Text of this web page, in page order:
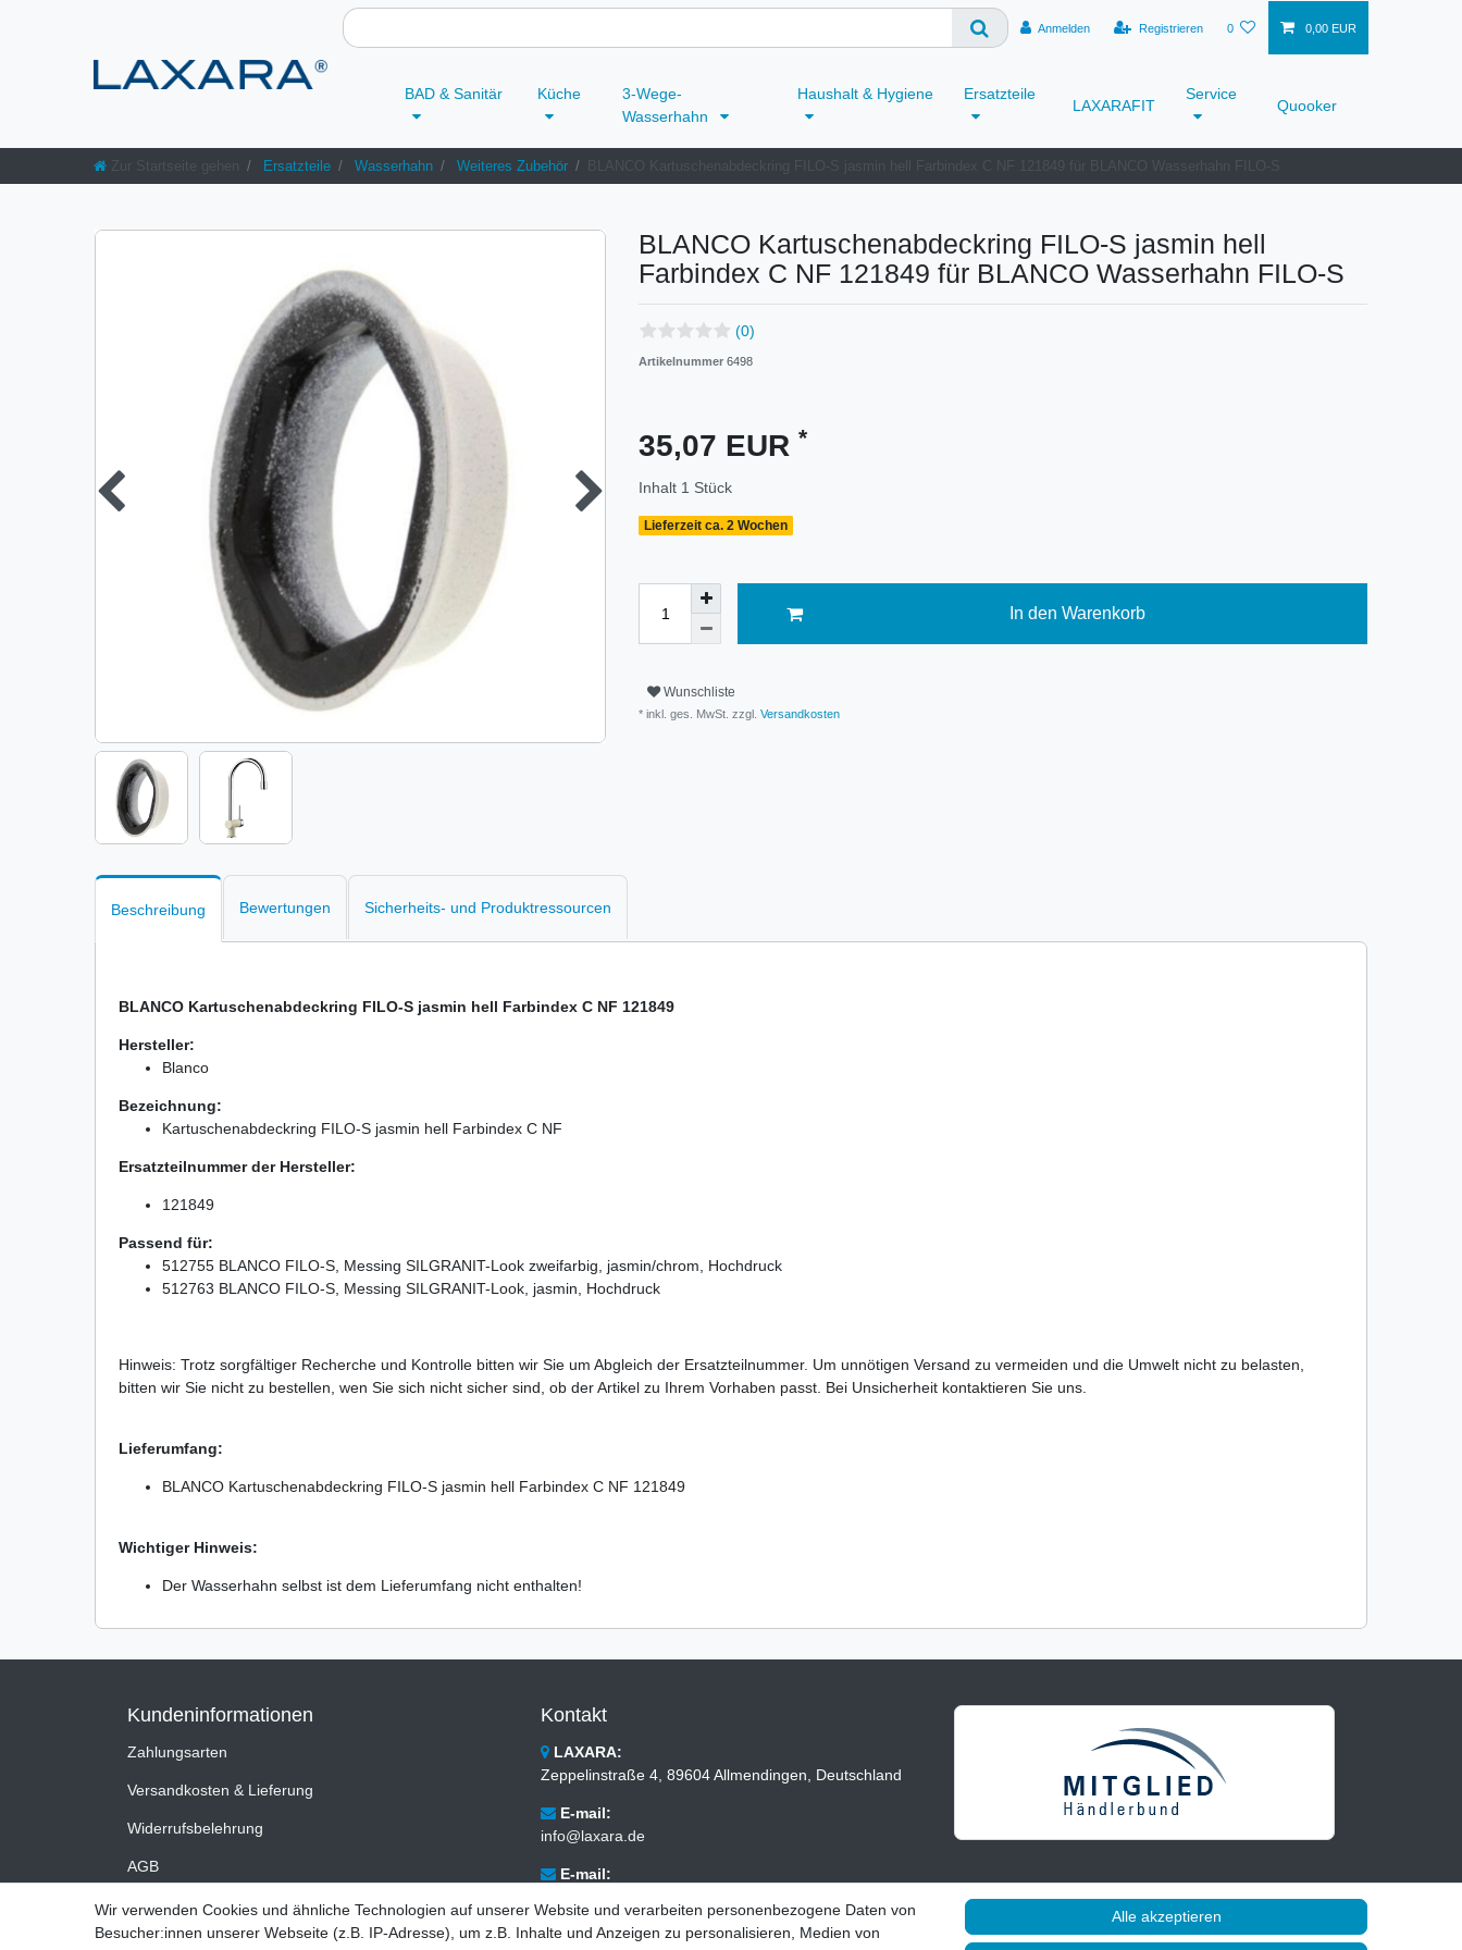
Anmelden Registrieren 0 0,00 EUR
BAD & Sanitär Küche
3-Wege-
Wasserhahn
Haushalt & Hygiene Ersatzteile
LAXARAFIT
Service
Quooker
Ersatzteile Wasserhahn Weiteres Zubehör
BLANCO Kartuschenabdeckring FILO-S jasmin hell
Farbindex C NF 121849 für BLANCO Wasserhahn FILO-S
(0)
Artikelnummer 6498
35,07 EUR *
Inhalt 1 Stück
Lieferzeit ca. 2 Wochen
In den Warenkorb
Wunschliste
* inkl. ges. MwSt. zzgl. Versandkosten
Beschreibung Bewertungen Sicherheits- und Produktressourcen
BLANCO Kartuschenabdeckring FILO-S jasmin hell Farbindex C NF 121849
Hersteller:
Blanco
Bezeichnung:
Kartuschenabdeckring FILO-S jasmin hell Farbindex C NF
Ersatzteilnummer der Hersteller:
121849
Passend für:
512755 BLANCO FILO-S, Messing SILGRANIT-Look zweifarbig, jasmin/chrom, Hochdruck
512763 BLANCO FILO-S, Messing SILGRANIT-Look, jasmin, Hochdruck
Hinweis: Trotz sorgfältiger Recherche und Kontrolle bitten wir Sie um Abgleich der Ersatzteilnummer. Um unnötigen Versand zu vermeiden und die Umwelt nicht zu belasten,
bitten wir Sie nicht zu bestellen, wen Sie sich nicht sicher sind, ob der Artikel zu Ihrem Vorhaben passt. Bei Unsicherheit kontaktieren Sie uns.
Lieferumfang:
BLANCO Kartuschenabdeckring FILO-S jasmin hell Farbindex C NF 121849
Wichtiger Hinweis:
Der Wasserhahn selbst ist dem Lieferumfang nicht enthalten!
Kundeninformationen
Zahlungsarten
Versandkosten & Lieferung
Widerrufsbelehrung
AGB
Impressum
Datenschutzerklärung
Kontakt
LAXARA:
Zeppelinstraße 4, 89604 Allmendingen, Deutschland
E-mail:
info@laxara.de
E-mail:
Öffnungszeiten:
Wir verwenden Cookies und ähnliche Technologien auf unserer Website und verarbeiten personenbezogene Daten von
Besucher:innen unserer Webseite (z.B. IP-Adresse), um z.B. Inhalte und Anzeigen zu personalisieren, Medien von
Alle akzeptieren